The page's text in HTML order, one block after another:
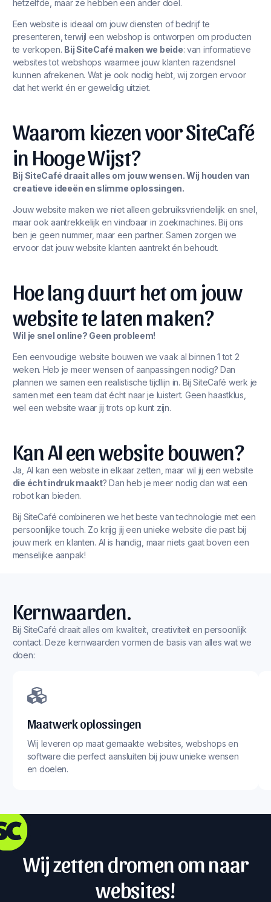
hetzelfde, maar ze hebben een ander doel.
Een website is ideaal om jouw diensten of bedrijf te
presenteren, terwijl een webshop is ontworpen om producten
te verkopen. Bij SiteCafé maken we beide: van informatieve
websites tot webshops waarmee jouw klanten razendsnel
kunnen afrekenen. Wat je ook nodig hebt, wij zorgen ervoor
dat het werkt én er geweldig uitziet.
Waarom kiezen voor SiteCafé
in Hooge Wijst?
Bij SiteCafé draait alles om jouw wensen. Wij houden van
creatieve ideeën en slimme oplossingen.
Jouw website maken we niet alleen gebruiksvriendelijk en snel,
maar ook aantrekkelijk en vindbaar in zoekmachines. Bij ons
ben je geen nummer, maar een partner. Samen zorgen we
ervoor dat jouw website klanten aantrekt én behoudt.
Hoe lang duurt het om jouw
website te laten maken?
Wil je snel online? Geen probleem!
Een eenvoudige website bouwen we vaak al binnen 1 tot 2
weken. Heb je meer wensen of aanpassingen nodig? Dan
plannen we samen een realistische tijdlijn in. Bij SiteCafé werk je
samen met een team dat écht naar je luistert. Geen haastklus,
wel een website waar jij trots op kunt zijn.
Kan AI een website bouwen?
Ja, AI kan een website in elkaar zetten, maar wil jij een website
die écht indruk maakt? Dan heb je meer nodig dan wat een
robot kan bieden.
Bij SiteCafé combineren we het beste van technologie met een
persoonlijke touch. Zo krijg jij een unieke website die past bij
jouw merk en klanten. AI is handig, maar niets gaat boven een
menselijke aanpak!
Kernwaarden.
Bij SiteCafé draait alles om kwaliteit, creativiteit en persoonlijk
contact. Deze kernwaarden vormen de basis van alles wat we
doen:
Maatwerk oplossingen
Wij leveren op maat gemaakte websites, webshops en
software die perfect aansluiten bij jouw unieke wensen
en doelen.
Wij zetten dromen om naar
websites!